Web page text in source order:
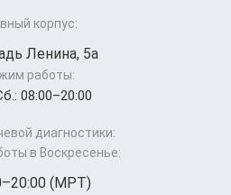
корпус:
Ленина, 5а
работы:
08:00–20:00
диагностики:
в Воскресенье:
(МРТ)